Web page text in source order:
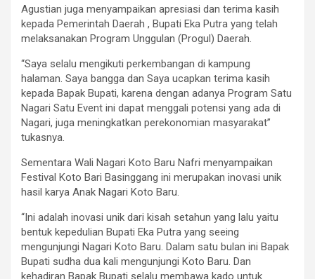
Agustian juga menyampaikan apresiasi dan terima kasih
kepada Pemerintah Daerah , Bupati Eka Putra yang telah
melaksanakan Program Unggulan (Progul) Daerah.
“Saya selalu mengikuti perkembangan di kampung
halaman. Saya bangga dan Saya ucapkan terima kasih
kepada Bapak Bupati, karena dengan adanya Program Satu
Nagari Satu Event ini dapat menggali potensi yang ada di
Nagari, juga meningkatkan perekonomian masyarakat”
tukasnya.
Sementara Wali Nagari Koto Baru Nafri menyampaikan
Festival Koto Bari Basinggang ini merupakan inovasi unik
hasil karya Anak Nagari Koto Baru.
“Ini adalah inovasi unik dari kisah setahun yang lalu yaitu
bentuk kepedulian Bupati Eka Putra yang seeing
mengunjungi Nagari Koto Baru. Dalam satu bulan ini Bapak
Bupati sudha dua kali mengunjungi Koto Baru. Dan
kehadiran Bapak Bupati selalu membawa kado untuk